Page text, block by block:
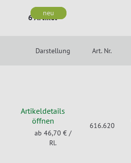
6 Artikel
Darstellung Art. Nr.
Artikeldetails
öffnen
ab 46,70 € /
Rl.
616.620
neu
neu